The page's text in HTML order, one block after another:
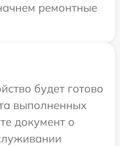
ремонтные
будет готово
выполненных
документ о